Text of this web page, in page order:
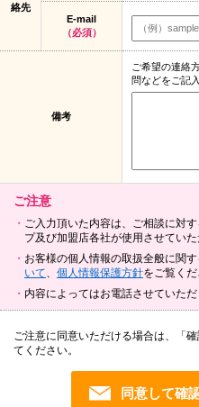
絡先
E-mail
（必須）
備考
ご希望の連絡
問などをご記
ご注意
ご入力頂いた内容は、ご相談に対
プ及び加盟店各社が使用させていた
お客様の個人情報の取扱全般に関す
いて
個人情報保護方針をご覧くだ
内容によってはお電話させていただ
ご注意に同意いただける場合は、「
てください。